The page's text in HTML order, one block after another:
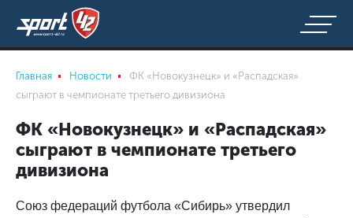
Главная Новости
ФК «Новокузнецк» и «Распадская»
сыграют в чемпионате третьего дивизиона
ФК «Новокузнецк» и «Распадская»
сыграют в чемпионате третьего
дивизиона
Союз федераций футбола «Сибирь» утвердил